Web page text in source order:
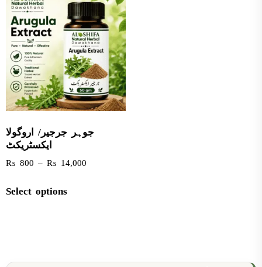
جوہر جرجیر/ اروگولا
ایکسٹریکٹ
₨ 800 – ₨ 14,000
Select options